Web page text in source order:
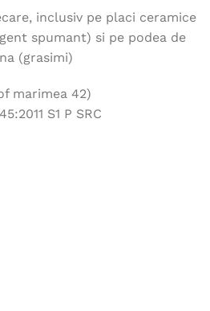
inclusiv pe placi ceramice
spumant) si pe podea de
(grasimi)
marimea 42)
S1 P SRC